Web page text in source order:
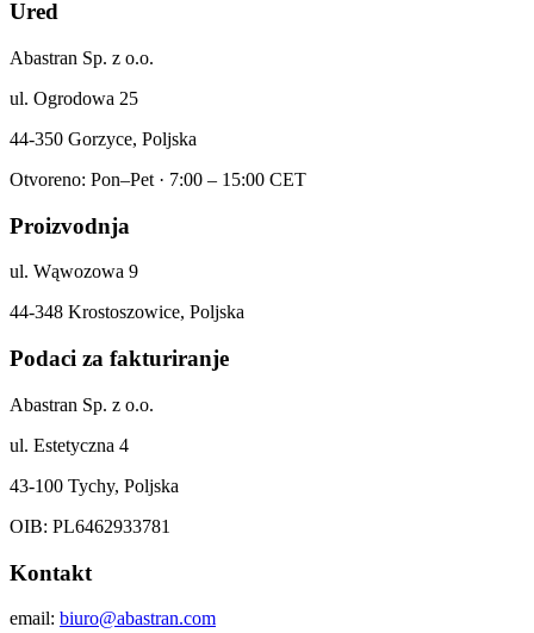
Ured
Abastran Sp. z o.o.
ul. Ogrodowa 25
44-350 Gorzyce, Poljska
Otvoreno: Pon–Pet · 7:00 – 15:00 CET
Proizvodnja
ul. Wąwozowa 9
44-348 Krostoszowice, Poljska
Podaci za fakturiranje
Abastran Sp. z o.o.
ul. Estetyczna 4
43-100 Tychy, Poljska
OIB: PL6462933781
Kontakt
email: biuro@abastran.com